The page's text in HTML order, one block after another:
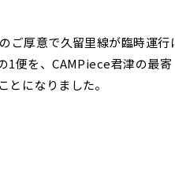
ご厚意で久留里線が臨時運行
1便を、CAMPiece君津の最寄
になりました。